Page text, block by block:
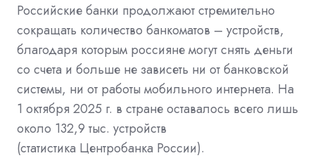
Российские банки продолжают стремительно
сокращать количество банкоматов – устройств,
благодаря которым россияне могут снять деньги
со счета и больше не зависеть ни от банковской
системы, ни от работы мобильного интернета. На
1 октября 2025 г. в стране оставалось всего лишь
около 132,9 тыс. устройств
(статистика Центробанка России).